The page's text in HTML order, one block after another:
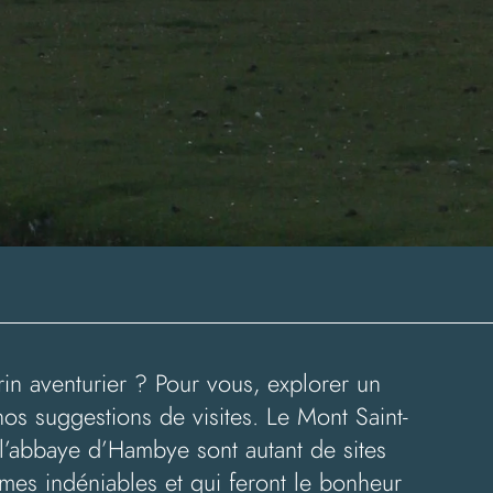
aventurier ? Pour vous, explorer un
suggestions de visites. Le Mont Saint-
d’Hambye sont autant de sites
indéniables et qui feront le bonheur